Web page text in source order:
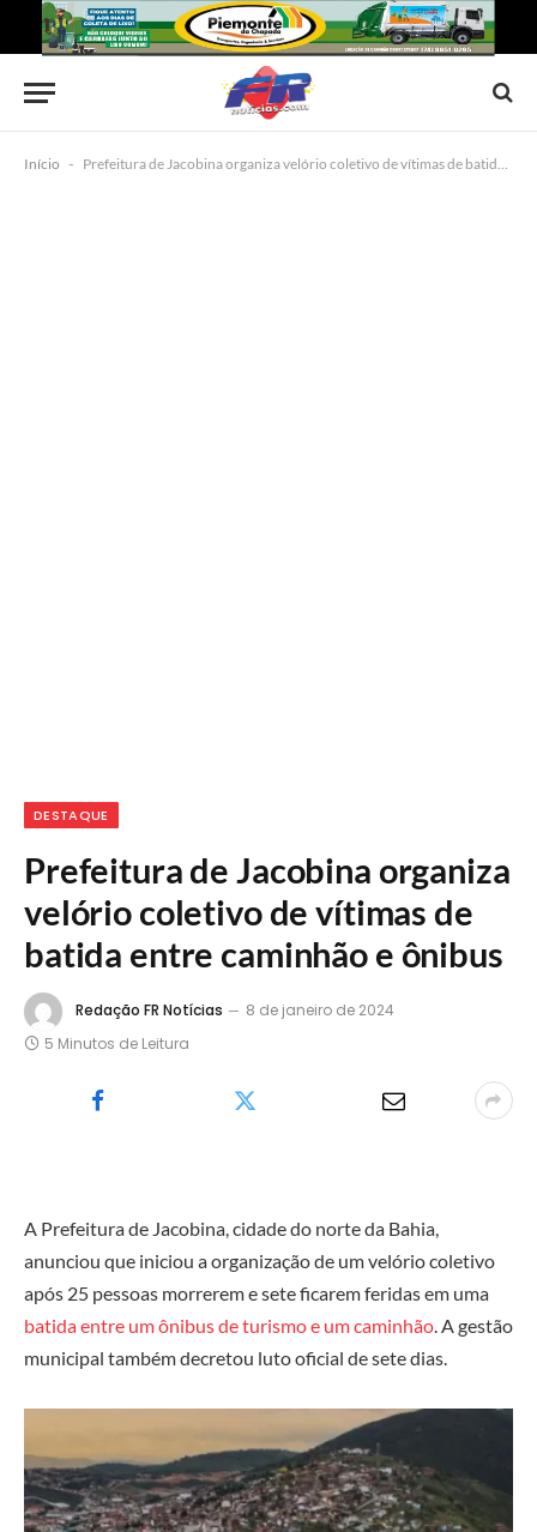
Início - Prefeitura de Jacobina organiza velório coletivo de vítimas de batida entre caminhão e ônibus
DESTAQUE
Prefeitura de Jacobina organiza
velório coletivo de vítimas de
batida entre caminhão e ônibus
Redação FR Notícias
8 de janeiro de 2024
5 Minutos de Leitura
A Prefeitura de Jacobina, cidade do norte da Bahia,
anunciou que iniciou a organização de um velório coletivo
após 25 pessoas morrerem e sete ficarem feridas em uma
batida entre um ônibus de turismo e um caminhão . A gestão
municipal também decretou luto oficial de sete dias.